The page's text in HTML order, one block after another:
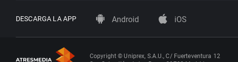
DESCARGA LA APP Android iOS
Copyright © Uniprex, S.A.U., C/ Fuerteventura 12